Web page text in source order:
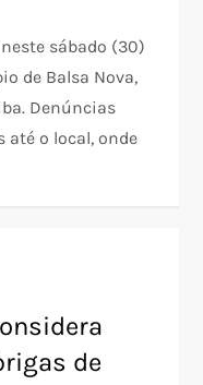
sábado (30)
de Balsa Nova,
Denúncias
o local, onde
de